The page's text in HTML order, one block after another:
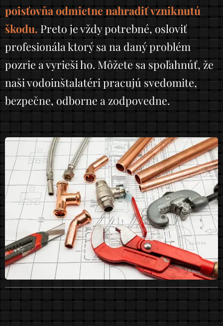
poisťovňa odmietne nahradiť vzniknutú
škodu.Preto je vždy potrebné, osloviť
profesionála ktorý sa na daný problém
pozrie a vyrieši ho. Môžete sa spoľahnúť, že
naši vodoinštalatéri pracujú svedomite,
bezpečne, odborne a zodpovedne.